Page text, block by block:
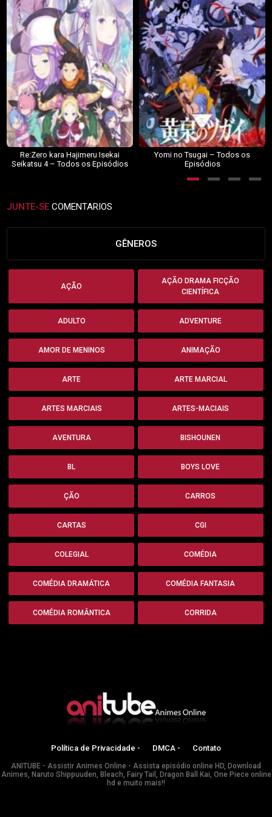
Re:Zero kara Hajimeru Isekai
Seikatsu 4 – Todos os Episódios
Yomi no Tsugai – Todos os
Episódios
JUNTE-SE COMENTARIOS
GÊNEROS
AÇÃO
AÇÃO DRAMA FICÇÃO
CIENTÍFICA
ADULTO ADVENTURE
AMOR DE MENINOS ANIMAÇÃO
ARTE ARTE MARCIAL
ARTES MARCIAIS ARTES-MACIAIS
AVENTURA BISHOUNEN
BL BOYS LOVE
ÇÃO CARROS
CARTAS CGI
COLEGIAL COMÉDIA
COMÉDIA DRAMÁTICA COMÉDIA FANTASIA
COMÉDIA ROMÂNTICA CORRIDA
Política de Privacidade - DMCA - Contato
ANITUBE - Assistir Animes Online - Assista episódio online HD, Download
Animes, Naruto Shippuuden, Bleach, Fairy Tail, Dragon Ball Kai, One Piece online
hd e muito mais!!